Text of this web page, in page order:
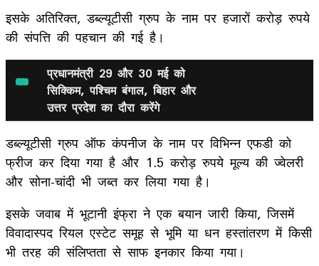
इसके अतिरिक्त, डब्ल्यूटीसी ग्रुप के नाम पर हजारों करोड़ रुपये
की संपत्ति की पहचान की गई है।
प्रधानमंत्री 29 और 30 मई को
सिक्किम, पश्चिम बंगाल, बिहार और
उत्तर प्रदेश का दौरा करेंगे
डब्ल्यूटीसी ग्रुप ऑफ कंपनीज के नाम पर विभिन्न एफडी को
फ्रीज कर दिया गया है और 1.5 करोड़ रुपये मूल्य की ज्वेलरी
और सोना-चांदी भी जब्त कर लिया गया है।
इसके जवाब में भूटानी इंफ्रा ने एक बयान जारी किया, जिसमें
विवादास्पद रियल एस्टेट समूह से भूमि या धन हस्तांतरण में किसी
भी तरह की संलिप्तता से साफ इनकार किया गया।